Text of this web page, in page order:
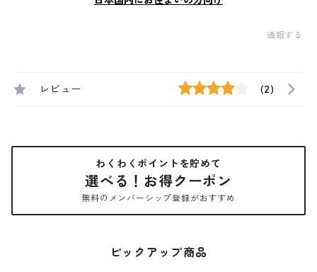
通報する
レビュー (2)
わくわくポイントを貯めて
選べる！お得クーポン
無料のメンバーシップ登録がおすすめ
ピックアップ商品